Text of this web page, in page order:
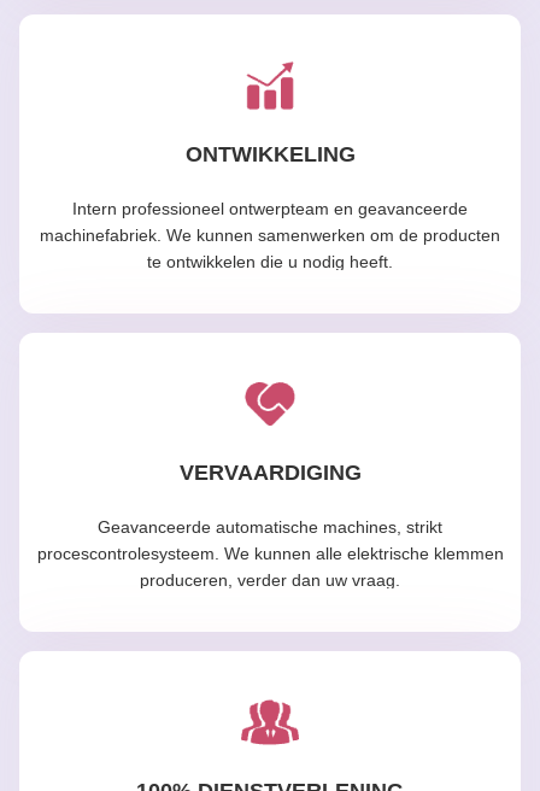
ONTWIKKELING
Intern professioneel ontwerpteam en geavanceerde
machinefabriek. We kunnen samenwerken om de producten
te ontwikkelen die u nodig heeft.
VERVAARDIGING
Geavanceerde automatische machines, strikt
procescontrolesysteem. We kunnen alle elektrische klemmen
produceren, verder dan uw vraag.